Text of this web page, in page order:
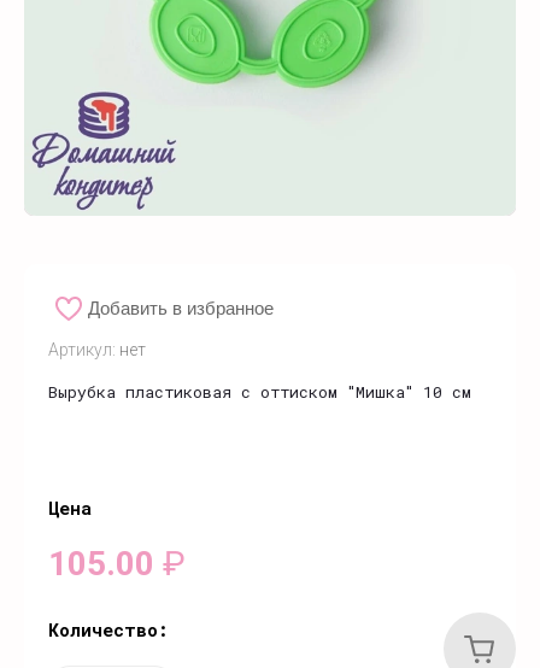
Артикул: нет
Вырубка пластиковая с оттиском "Мишка" 10 см
Добавить в избранное
Цена
105.00 ₽
Количество: